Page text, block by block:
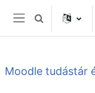
Tovább a fő tartalomhoz
Oldalpanel
Keresési